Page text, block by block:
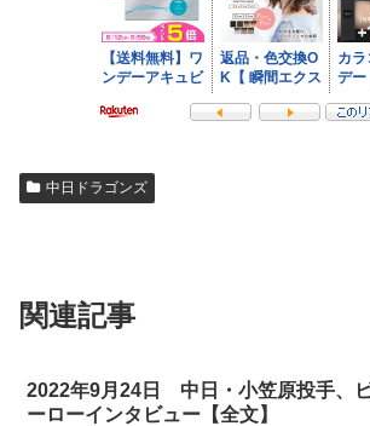
中日ドラゴンズ
関連記事
2022年9月24日 中日・小笠原投手、
ーローインタビュー【全文】